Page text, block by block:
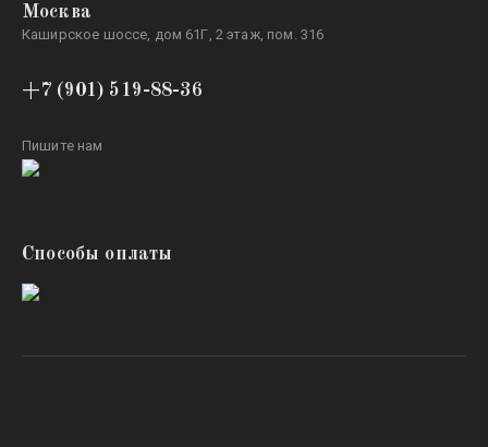
Москва
Каширское шоссе, дом 61Г, 2 этаж, пом. 316
+7 (901) 519-88-36
Пишите нам
Способы оплаты